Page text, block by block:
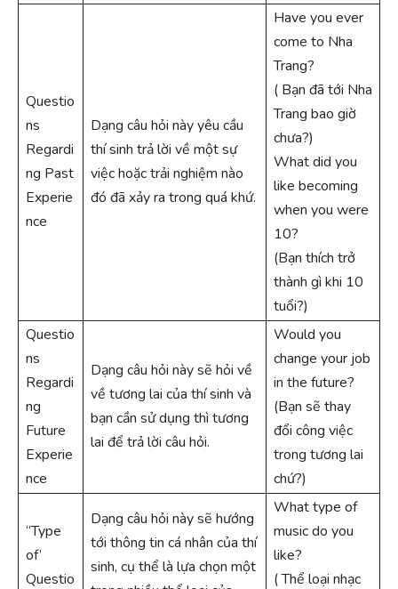
Questio
ns
Regardi
ng Past
Experie
nce
Dạng câu hỏi này yêu cầu
thí sinh trả lời về một sự
việc hoặc trải nghiệm nào
đó đã xảy ra trong quá khứ.
Have you ever
come to Nha
Trang?
( Bạn đã tới Nha
Trang bao giờ
chưa?)
What did you
like becoming
when you were
10?
(Bạn thích trở
thành gì khi 10
tuổi?)
Questio
ns
Regardi
ng
Future
Experie
nce
Dạng câu hỏi này sẽ hỏi về
về tương lai của thí sinh và
bạn cần sử dụng thì tương
lai để trả lời câu hỏi.
Would you
change your job
in the future?
(Bạn sẽ thay
đổi công việc
trong tương lai
chứ?)
“Type
of’
Questio
Dạng câu hỏi này sẽ hướng
tới thông tin cá nhân của thí
sinh, cụ thể là lựa chọn một
What type of
music do you
like?
( Thể loại nhạc